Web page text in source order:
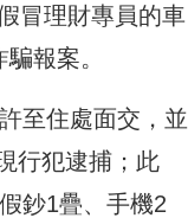
冒理財專員的車
報案。
至住處面交，並
行犯逮捕；此
鈔1疊、手機2